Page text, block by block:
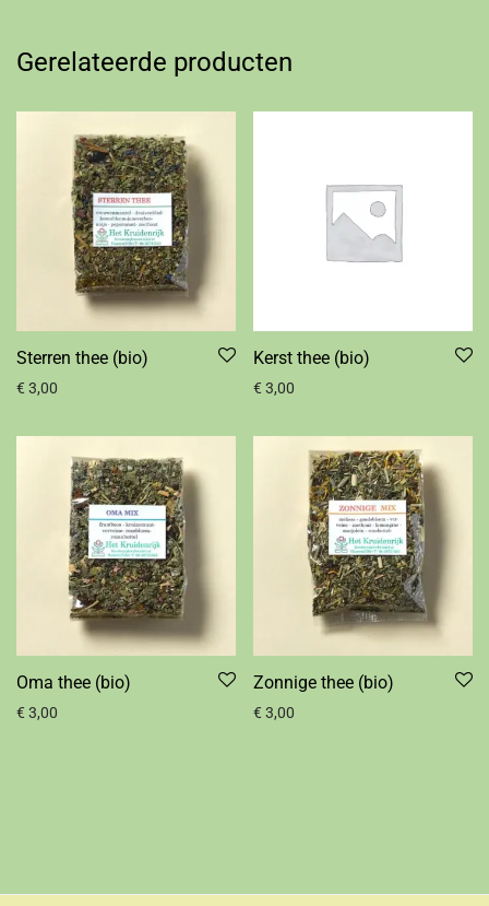
Gerelateerde producten
Sterren thee (bio)
€ 3,00
Kerst thee (bio)
€ 3,00
Oma thee (bio)
€ 3,00
Zonnige thee (bio)
€ 3,00